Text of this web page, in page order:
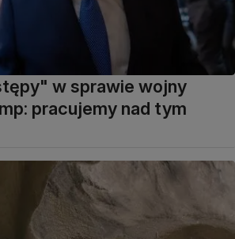
w sprawie wojny
pracujemy nad tym